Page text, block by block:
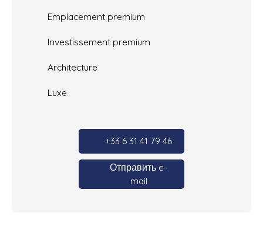
Emplacement premium
Investissement premium
Architecture
Luxe
+33 6 31 41 79 46
Отправить e-
mail